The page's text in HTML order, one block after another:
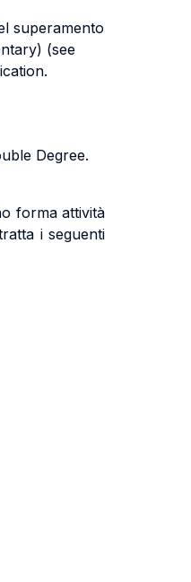
superamento
(see
Degree.
forma attività
i seguenti